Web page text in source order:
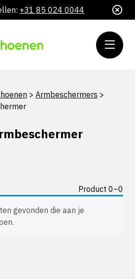
+31 85 024 0044
> Armbeschermers >
Product 0–0
gevonden die aan je